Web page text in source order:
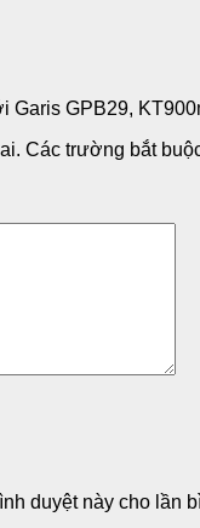
Garis GPB29,
Các trường bắt
duyệt này cho lần